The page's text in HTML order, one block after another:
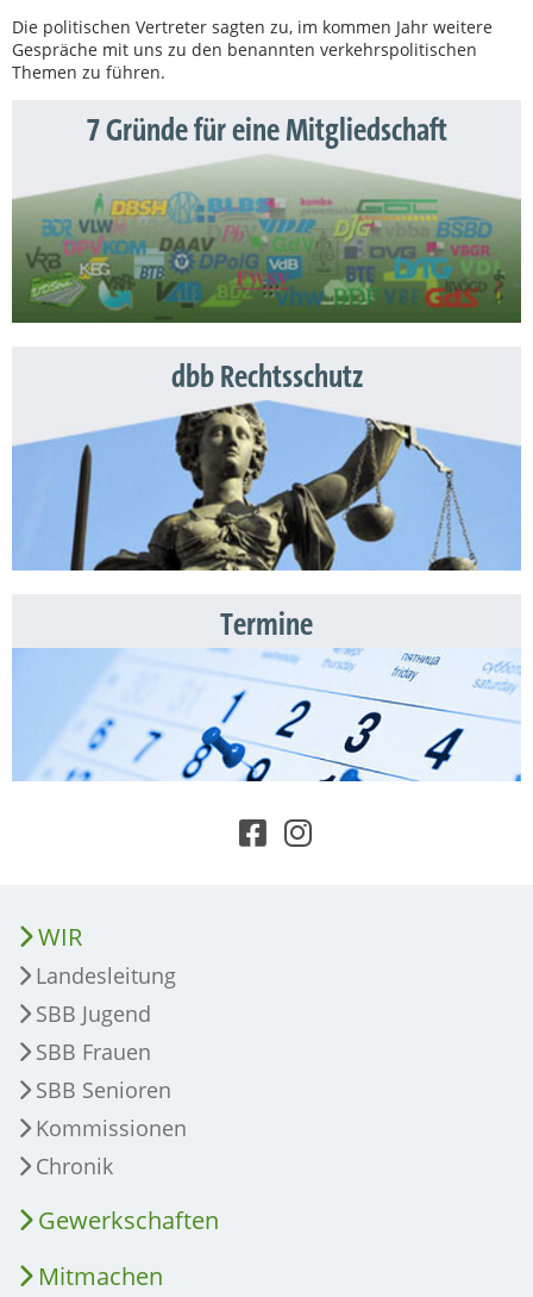
Die politischen Vertreter sagten zu, im kommen Jahr weitere
Gespräche mit uns zu den benannten verkehrspolitischen
Themen zu führen.
7 Gründe für eine Mitgliedschaft
dbb Rechtsschutz
Termine
WIR
Landesleitung
SBB Jugend
SBB Frauen
SBB Senioren
Kommissionen
Chronik
Gewerkschaften
Mitmachen